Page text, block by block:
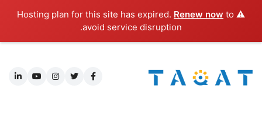
⚠️ Hosting plan for this site has expired.
Renew now to
avoid service disruption.